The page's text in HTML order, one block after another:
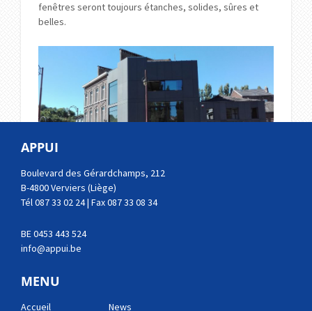
fenêtres seront toujours étanches, solides, sûres et
belles.
APPUI
Boulevard des Gérardchamps, 212
B-4800 Verviers (Liège)
Tél 087 33 02 24 | Fax 087 33 08 34
BE 0453 443 524
info@appui.be
MENU
Accueil News